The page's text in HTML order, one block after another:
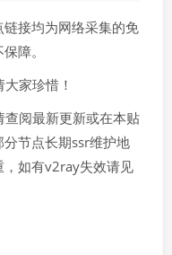
接均为网络采集的免
障。
家珍惜！
阅最新更新或在本贴
节点长期ssr维护地
如有v2ray失效请见